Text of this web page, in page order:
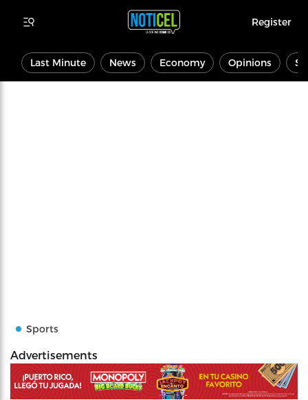
Register
Last Minute News Economy Opinions
Sports
Advertisements